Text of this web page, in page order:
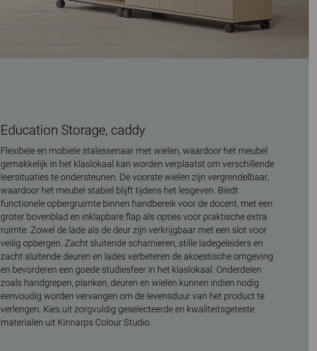
Education Storage, caddy
Flexibele en mobiele stalessenaar met wielen, waardoor het meubel
gemakkelijk in het klaslokaal kan worden verplaatst om verschillende
leersituaties te ondersteunen. De voorste wielen zijn vergrendelbaar,
waardoor het meubel stabiel blijft tijdens het lesgeven. Biedt
functionele opbergruimte binnen handbereik voor de docent, met een
groter bovenblad en inklapbare flap als opties voor praktische extra
ruimte. Zowel de lade als de deur zijn verkrijgbaar met een slot voor
veilig opbergen. Zacht sluitende scharnieren, stille ladegeleiders en
zacht sluitende deuren en lades verbeteren de akoestische omgeving
en bevorderen een goede studiesfeer in het klaslokaal. Onderdelen
zoals handgrepen, planken, deuren en wielen kunnen indien nodig
eenvoudig worden vervangen om de levensduur van het product te
verlengen. Kies uit zorgvuldig geselecteerde en kwaliteitsgeteste
materialen uit Kinnarps Colour Studio.